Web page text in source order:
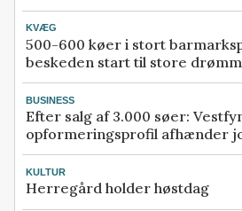
KVÆG
500-600 køer i stort
beskeden start til store
BUSINESS
Efter salg af 3.000 søer:
opformeringsprofil afhænder
KULTUR
Herregård holder høstdag